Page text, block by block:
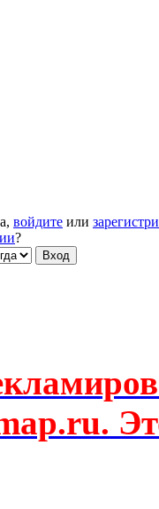
войдите или
?